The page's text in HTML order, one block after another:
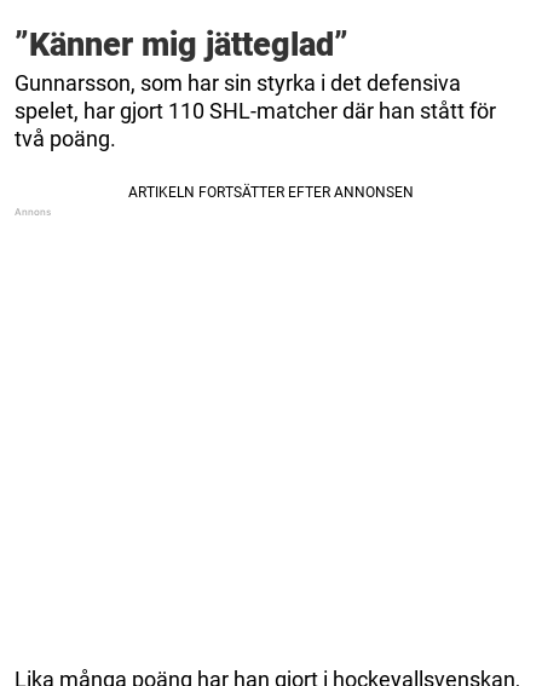
”Känner mig jätteglad”
Gunnarsson, som har sin styrka i det defensiva
spelet, har gjort 110 SHL-matcher där han stått för
två poäng.
Lika många poäng har han gjort i hockeyallsvenskan,